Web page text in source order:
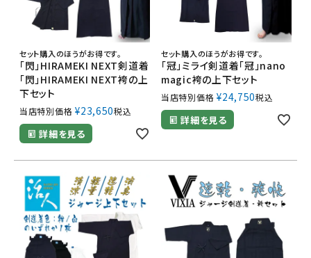
セット購入のほうがお得です。
「閃」HIRAMEKI NEXT剣道着
「閃」HIRAMEKI NEXT袴の上
下セット
当店特別価格 ¥23,650税込
詳細を見る
セット購入のほうがお得です。
「冠」ミライ剣道着「冠」nano
magic袴の上下セット
当店特別価格 ¥24,750税込
詳細を見る